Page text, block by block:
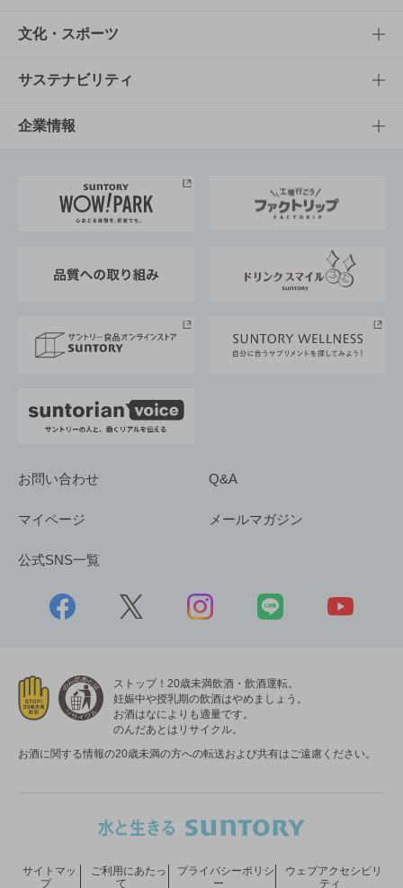
商品一覧
商品発売情報
栄養成分一覧
知る・楽しむTOP
キャンペーン
工場見学
地域情報
文化・スポーツ
文化・スポーツTOP
サントリーホール
サントリーサンバーズ大阪
サステナビリティ
サステナビリティTOP
サントリーが考えるサステナビリティ経営
企業情報
企業概要
採用情報
お問い合わせ Q&A
マイページ メールマガジン
公式SNS一覧
ストップ！20歳未満飲酒・飲酒運転。
妊娠中や授乳期の飲酒はやめましょう。
お酒はなによりも適量です。
のんだあとはリサイクル。
お酒に関する情報の20歳未満の方への転送および共有はご遠慮ください。
サイトマッ
プ
ご利用にあたっ
て
プライバシーポリシ
ー
ウェブアクセシビリ
ティ